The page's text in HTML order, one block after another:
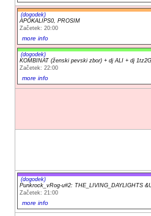
(dogodek)
APOKALIPS0, PROSIM
Začetek: 20:00
more info
(dogodek)
KOMBINAT (ženski pevski zbor) + dj ALI + dj
Začetek: 22:00
more info
(dogodek)
Punkrock_vRog-u#2: THE_LIVING_DAYLIGHTS
Začetek: 21:00
more info